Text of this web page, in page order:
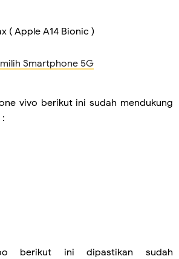
( Apple A14 Bionic )
Smartphone 5G
vivo berikut ini sudah mendukung
berikut ini dipastikan sudah